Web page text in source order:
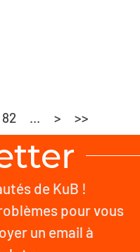
82 ... > >>
de KuB !
pour vous
un email à